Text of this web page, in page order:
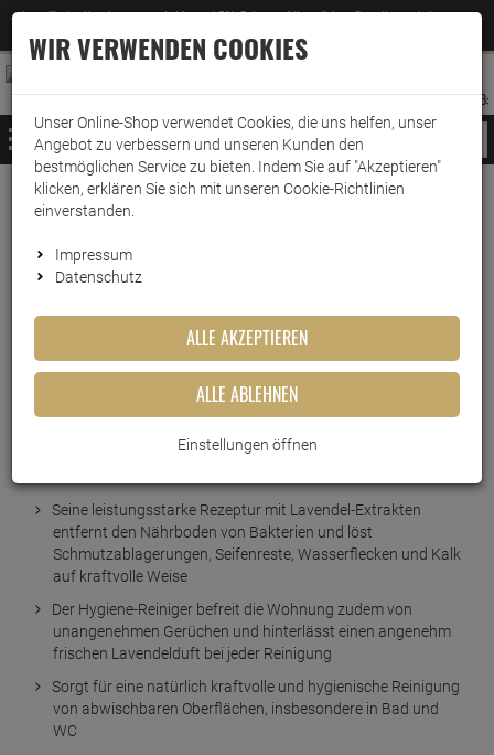
Jetzt für den Newsletter entscheiden und 5% Rabatt auf Ihre nächste Bestellung erhalten
–Zum Newsletter
ANMELDEN
AUFKLAPPEN
MERKZETTEL
WARENKORB:
MENÜ
Weiter einkaufen www.wark24.de Haushaltsreiniger
Sanitärreiniger
Bad-Reiniger
Frosch Lavendel Hygiene-Reiniger 500 ml Sprühflas…
Frosch Lavendel Hygiene-
Reiniger 500 ml Sprühflasche
Artikel-Nummer:10011154
Seine leistungsstarke Rezeptur mit Lavendel-Extrakten
entfernt den Nährboden von Bakterien und löst
Schmutzablagerungen, Seifenreste, Wasserflecken und Kalk
auf kraftvolle Weise
Der Hygiene-Reiniger befreit die Wohnung zudem von
unangenehmen Gerüchen und hinterlässt einen angenehm
frischen Lavendelduft bei jeder Reinigung
Sorgt für eine natürlich kraftvolle und hygienische Reinigung
von abwischbaren Oberflächen, insbesondere in Bad und
WC
WIR VERWENDEN COOKIES
Unser Online-Shop verwendet Cookies, die uns helfen, unser
Angebot zu verbessern und unseren Kunden den
bestmöglichen Service zu bieten. Indem Sie auf "Akzeptieren"
klicken, erklären Sie sich mit unseren Cookie-Richtlinien
einverstanden.
Impressum
Datenschutz
ALLE AKZEPTIEREN
ALLE ABLEHNEN
Einstellungen öffnen